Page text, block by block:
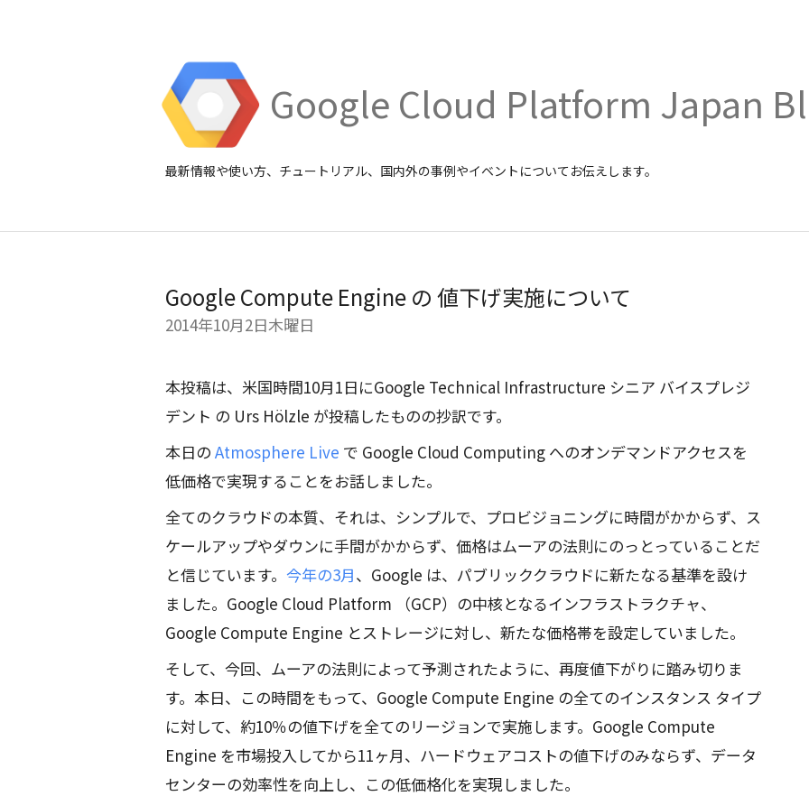
Google Cloud Platform Japan
最新情報や使い方、チュートリアル、国内外の事例やイベントについてお伝えします。
Google Compute Engine の 値下げ実施について
2014年10月2日木曜日
本投稿は、米国時間10月1日にGoogle Technical Infrastructure シニア バイスプレジ
デント の Urs Hölzle が投稿したものの抄訳です。
本日の Atmosphere Live で Google Cloud Computing へのオンデマンドアクセスを
低価格で実現することをお話しました。
全てのクラウドの本質、それは、シンプルで、プロビジョニングに時間がかからず、ス
ケールアップやダウンに手間がかからず、価格はムーアの法則にのっとっていることだ
と信じています。 今年の3月、Google は、パブリッククラウドに新たなる基準を設け
ました。Google Cloud Platform （GCP）の中核となるインフラストラクチャ、
Google Compute Engine とストレージに対し、新たな価格帯を設定していました。
そして、今回、ムーアの法則によって予測されたように、再度値下がりに踏み切りま
す。本日、この時間をもって、Google Compute Engine の全てのインスタンス タイプ
に対して、約10％の値下げを全てのリージョンで実施します。Google Compute
Engine を市場投入してから11ヶ月、ハードウェアコストの値下げのみならず、データ
センターの効率性を向上し、この低価格化を実現しました。